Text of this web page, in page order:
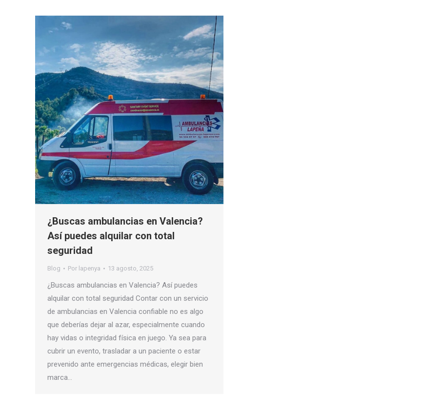
¿Buscas ambulancias en Valencia?
Así puedes alquilar con total
seguridad
Blog Por lapenya 13 agosto, 2025
¿Buscas ambulancias en Valencia? Así puedes
alquilar con total seguridad Contar con un servicio
de ambulancias en Valencia confiable no es algo
que deberías dejar al azar, especialmente cuando
hay vidas o integridad física en juego. Ya sea para
cubrir un evento, trasladar a un paciente o estar
prevenido ante emergencias médicas, elegir bien
marca…